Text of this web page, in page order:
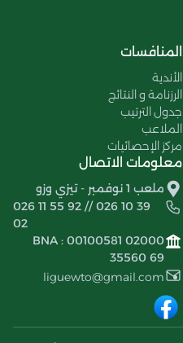
المنافسات
الأندية
الرزنامة و النتائج
جدول الترتيب
الملاعب
مركز الإحصائيات
معلومات الاتصال
ملعب 1 نوفمبر - تيزي وزو
026 11 55 92 // 026 10 39
02
BNA : 00100581 02000
35560 69
liguewto@gmail.com